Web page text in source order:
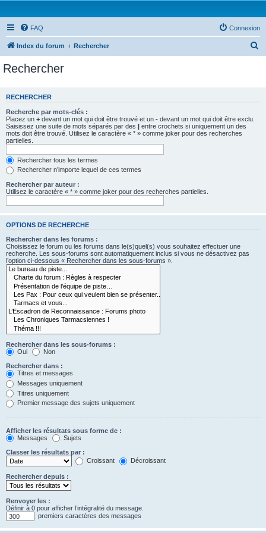
FAQ Connexion
Index du forum Rechercher
e
Rechercher
RECHERCHER
Recherche par mots-clés :
Placez un + devant un mot qui doit être trouvé et un - devant un mot qui doit être exclu.
Saisissez une suite de mots séparés par des | entre crochets si uniquement un des
mots doit être trouvé. Utilisez le caractère « * » comme joker pour des recherches
partielles.
Rechercher tous les termes
Rechercher n’importe lequel de ces termes
Rechercher par auteur :
Utilisez le caractère « * » comme joker pour des recherches partielles.
OPTIONS DE RECHERCHE
Rechercher dans les forums :
Choisissez le forum ou les forums dans le(s)quel(s) vous souhaitez effectuer une
recherche. Les sous-forums sont automatiquement inclus si vous ne désactivez pas
l’option ci-dessous « Rechercher dans les sous-forums ».
Rechercher dans les sous-forums :
Oui
Non
Rechercher dans :
Titres et messages
Messages uniquement
Titres uniquement
Premier message des sujets uniquement
Afficher les résultats sous forme de :
Messages
Sujets
Classer les résultats par :
Croissant
Décroissant
Rechercher depuis :
Renvoyer les :
Définir à 0 pour afficher l’intégralité du message.
premiers caractères des messages